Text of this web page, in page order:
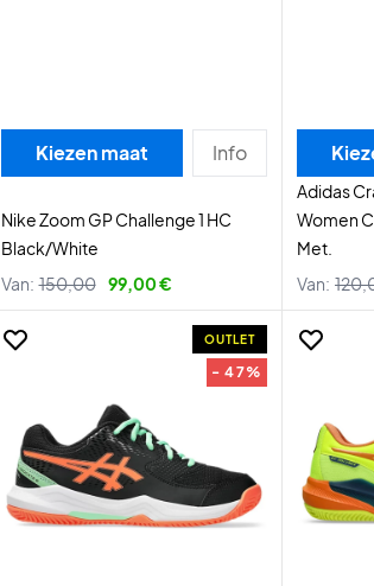
Kiezen maat Info
Nike Zoom GP Challenge 1 HC
Black/White
Van: 150,00 99,00 €
Adidas
Women
Met.
Van:
OUTLET
- 47%